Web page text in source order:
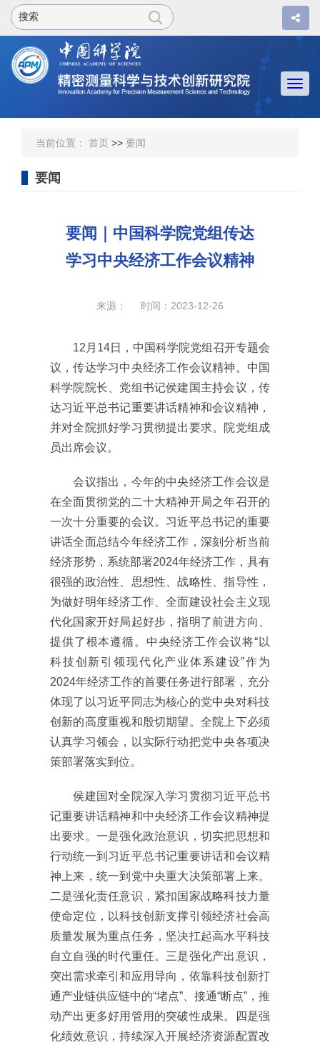
当前位置： 首页 >> 要闻
要闻
要闻｜中国科学院党组传达
学习中央经济工作会议精神
来源： 时间：2023-12-26
12月14日，中国科学院党组召开专题会
议，传达学习中央经济工作会议精神。中国
科学院院长、党组书记侯建国主持会议，传
达习近平总书记重要讲话精神和会议精神，
并对全院抓好学习贯彻提出要求。院党组成
员出席会议。
会议指出，今年的中央经济工作会议是
在全面贯彻党的二十大精神开局之年召开的
一次十分重要的会议。习近平总书记的重要
讲话全面总结今年经济工作，深刻分析当前
经济形势，系统部署2024年经济工作，具有
很强的政治性、思想性、战略性、指导性，
为做好明年经济工作、全面建设社会主义现
代化国家开好局起好步，指明了前进方向、
提供了根本遵循。中央经济工作会议将“以
科技创新引领现代化产业体系建设”作为
2024年经济工作的首要任务进行部署，充分
体现了以习近平同志为核心的党中央对科技
创新的高度重视和殷切期望。全院上下必须
认真学习领会，以实际行动把党中央各项决
策部署落实到位。
侯建国对全院深入学习贯彻习近平总书
记重要讲话精神和中央经济工作会议精神提
出要求。一是强化政治意识，切实把思想和
行动统一到习近平总书记重要讲话和会议精
神上来，统一到党中央重大决策部署上来。
二是强化责任意识，紧扣国家战略科技力量
使命定位，以科技创新支撑引领经济社会高
质量发展为重点任务，坚决扛起高水平科技
自立自强的时代重任。三是强化产出意识，
突出需求牵引和应用导向，依靠科技创新打
通产业链供应链中的“堵点”、接通“断点”，推
动产出更多好用管用的突破性成果。四是强
化绩效意识，持续深入开展经济资源配置改